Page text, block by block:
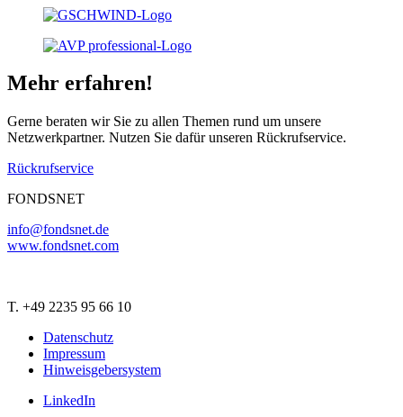
Mehr erfahren!
Gerne beraten wir Sie zu allen Themen rund um unsere
Netzwerkpartner. Nutzen Sie dafür unseren Rückrufservice.
Rückrufservice
FONDSNET
info@fondsnet.de
www.fondsnet.com
T. +49 2235 95 66 10
Datenschutz
Impressum
Hinweisgebersystem
LinkedIn